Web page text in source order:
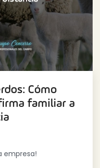
Cómo
familiar a
empresa!